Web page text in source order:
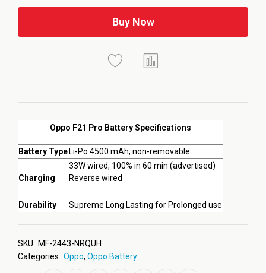
Oppo F21 Pro Battery Specifications
Battery Type Li-Po 4500 mAh, non-removable
Charging
33W wired, 100% in 60 min (advertised)
Reverse wired
Durability Supreme Long Lasting for Prolonged use
Buy Now
SKU: MF-2443-NRQUH
Categories: Oppo, Oppo Battery